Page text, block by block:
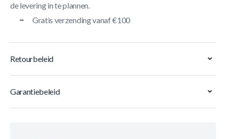
de levering in te plannen.
Gratis verzending vanaf €100
Retourbeleid
Garantiebeleid